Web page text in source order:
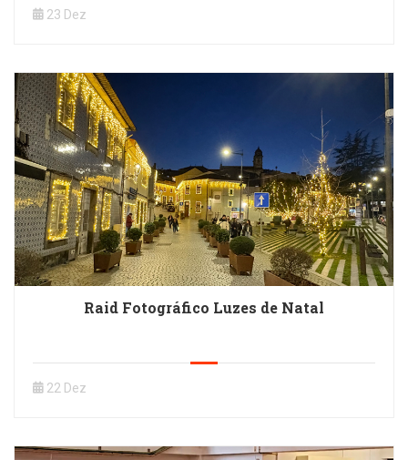
23 Dez
Raid Fotográfico Luzes de Natal
22 Dez